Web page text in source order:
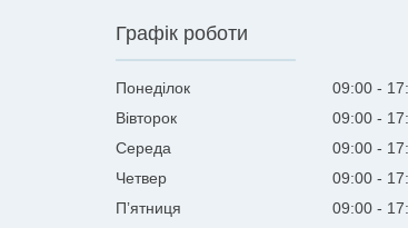
Графік роботи
Понеділок 09:00
Вівторок
09:00
Середа
09:00
Четвер
09:00
Пʼятниця
09:00